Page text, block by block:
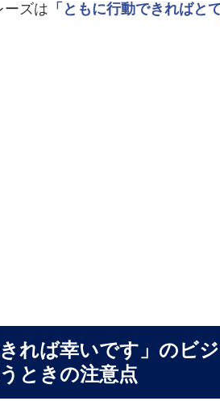
ーズは 「ともに行動できればと
きれば幸いです」のビ
ときの注意点